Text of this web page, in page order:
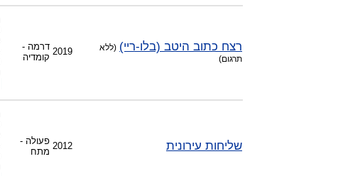
רצח כתוב היטב (בלו-ריי) (ללא
תרגום)
2019 דרמה -
קומדיה
שליחות עירונית 2012 פעולה -
מתח